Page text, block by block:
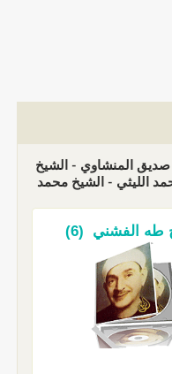
المنشاوي - الشيخ
الليثي - الشيخ محمد
طه الفشني (6)